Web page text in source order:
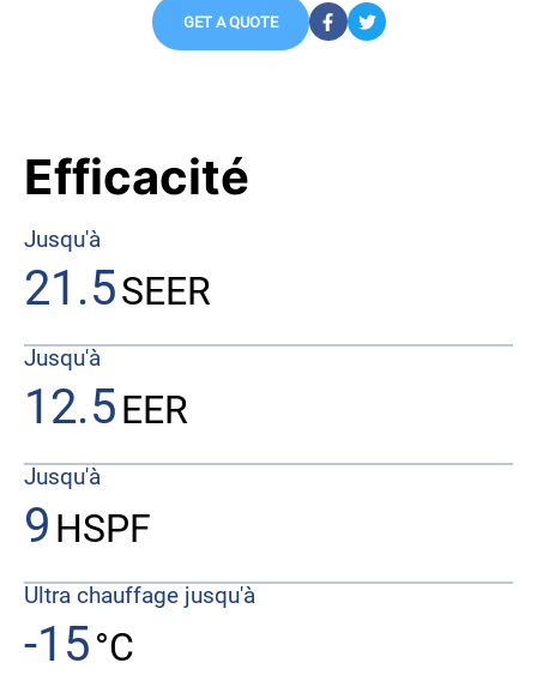
GET A QUOTE
Efficacité
Jusqu'à
21.5SEER
Jusqu'à
12.5EER
Jusqu'à
9 HSPF
Ultra chauffage jusqu'à
-15°C